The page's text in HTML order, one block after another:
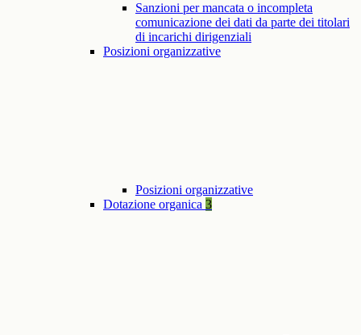
Sanzioni per mancata o incompleta
comunicazione dei dati da parte dei titolari
di incarichi dirigenziali
Posizioni organizzative
Posizioni organizzative
Dotazione organica 3